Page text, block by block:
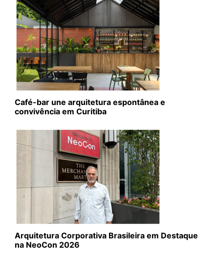
Café-bar une arquitetura espontânea e
convivência em Curitiba
Arquitetura Corporativa Brasileira em Destaque
na NeoCon 2026